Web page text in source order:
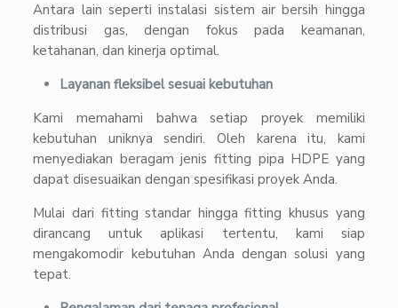
Antara lain seperti instalasi sistem air bersih hingga
distribusi gas, dengan fokus pada keamanan,
ketahanan, dan kinerja optimal.
Layanan fleksibel sesuai kebutuhan
Kami memahami bahwa setiap proyek memiliki
kebutuhan uniknya sendiri. Oleh karena itu, kami
menyediakan beragam jenis fitting pipa HDPE yang
dapat disesuaikan dengan spesifikasi proyek Anda.
Mulai dari fitting standar hingga fitting khusus yang
dirancang untuk aplikasi tertentu, kami siap
mengakomodir kebutuhan Anda dengan solusi yang
tepat.